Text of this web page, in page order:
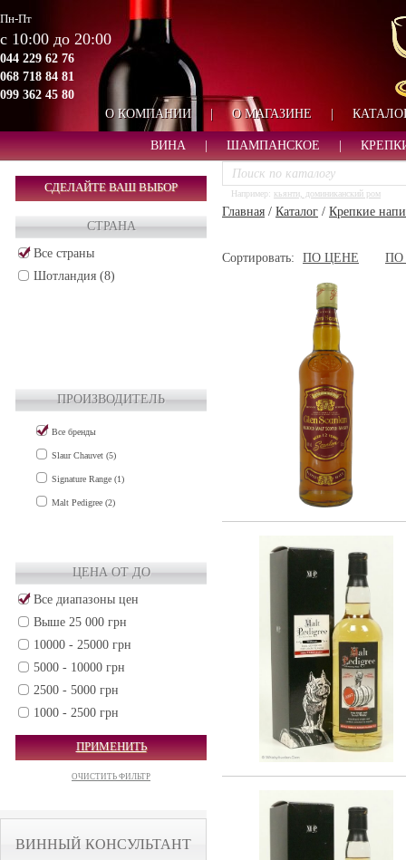
Пн-Пт
с 10:00 до 20:00
044 229 62 76
068 718 84 81
099 362 45 80
О КОМПАНИИ
| О МАГАЗИНЕ |
ВИНА ШАМПАНСКОЕ
СДЕЛАЙТЕ ВАШ ВЫБОР
СТРАНА
Все страны
Шотландия (8)
ПРОИЗВОДИТЕЛЬ
Все бренды
Slaur Chauvet (5)
Signature Range (1)
Malt Pedigree (2)
ЦЕНА ОТ ДО
Все диапазоны цен
Выше 25 000 грн
10000 - 25000 грн
5000 - 10000 грн
2500 - 5000 грн
1000 - 2500 грн
500 - 1000 грн
250 - 500 грн
50 - 250 грн
ПРИМЕНИТЬ
ОЧИСТИТЬ ФИЛЬТР
ВИННЫЙ КОНСУЛЬТАНТ
Например: кьянти, доминиканский ром
Главная / Каталог / Крепкие
Сортировать: ПО ЦЕНЕ ПО